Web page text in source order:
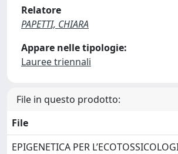
Relatore
PAPETTI, CHIARA
Appare nelle tipologie:
Lauree triennali
File in questo prodotto:
File
EPIGENETICA PER